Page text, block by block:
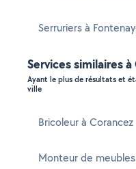
Serruriers à
Services similaires
Ayant le plus de résultats et
ville
Bricoleur à Corancez
Monteur de